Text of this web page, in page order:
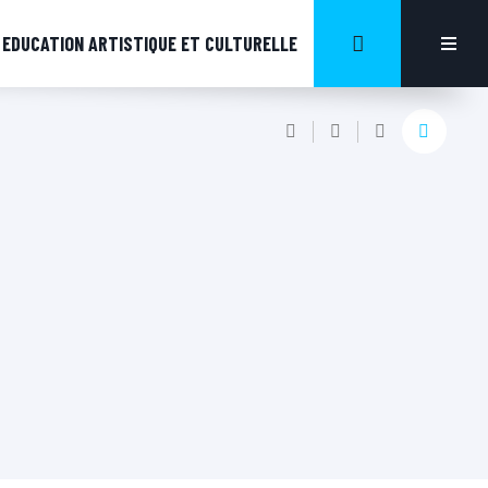
EDUCATION ARTISTIQUE ET CULTURELLE